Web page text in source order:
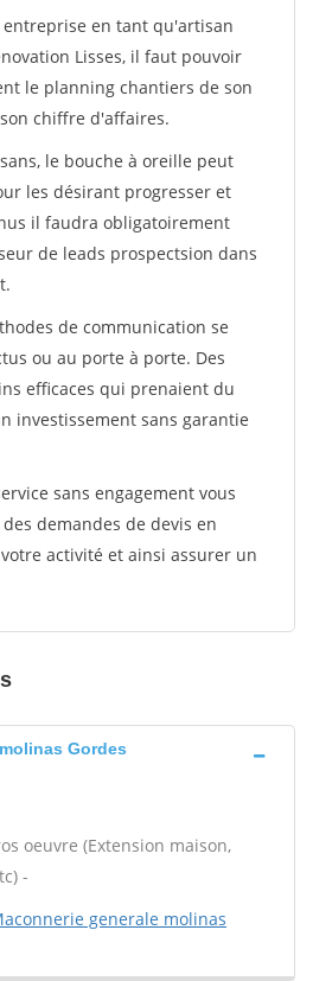
en tant qu'artisan
Lisses, il faut pouvoir
le planning chantiers de son
chiffre d'affaires.
le bouche à oreille peut
les désirant progresser et
il faudra obligatoirement
de leads prospectsion dans
de communication se
ou au porte à porte. Des
efficaces qui prenaient du
investissement sans garantie
sans engagement vous
demandes de devis en
activité et ainsi assurer un
Gordes
oeuvre (Extension maison,
-
generale molinas